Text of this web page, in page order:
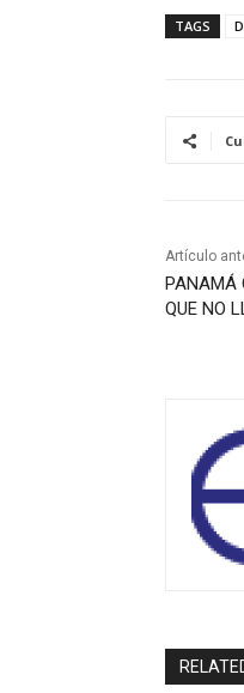
TAGS
Artículo
PANAMÁ
QUE NO